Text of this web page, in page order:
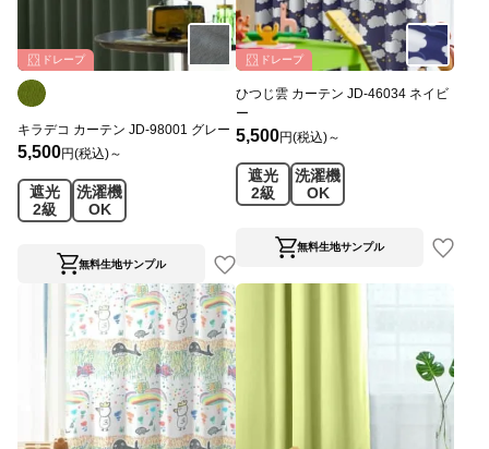
ドレープ
キラデコ カーテン JD-98001 グレー
5,500円(税込)～
遮光
2級
洗濯機
OK
無料生地サンプル
ドレープ
ひつじ雲 カーテン JD-46034 ネイビ
ー
5,500円(税込)～
遮光
2級
洗濯機
OK
無料生地サンプル